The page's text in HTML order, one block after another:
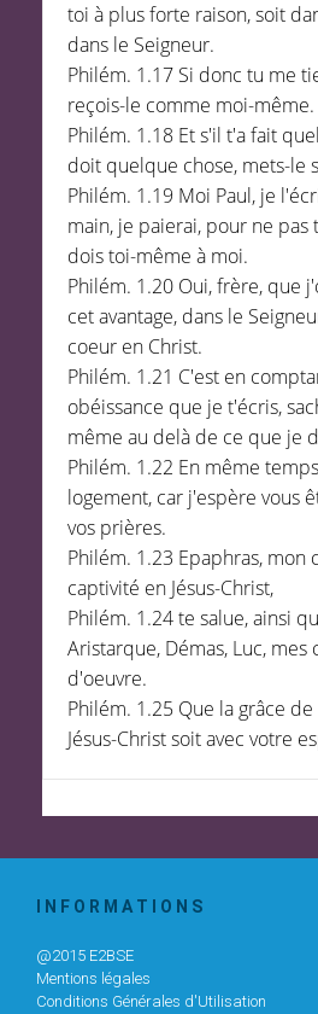
toi à plus forte raison, soit
dans le Seigneur.
Philém. 1.17 Si donc tu me
reçois-le comme moi-même.
Philém. 1.18 Et s'il t'a fait
doit quelque chose, mets-le
Philém. 1.19 Moi Paul, je
main, je paierai, pour ne
dois toi-même à moi.
Philém. 1.20 Oui, frère, que
cet avantage, dans le
coeur en Christ.
Philém. 1.21 C'est en
obéissance que je t'écris,
même au delà de ce que je
Philém. 1.22 En même
logement, car j'espère vous
vos prières.
Philém. 1.23 Epaphras, mon
captivité en Jésus-Christ,
Philém. 1.24 te salue, ainsi
Aristarque, Démas, Luc, mes
d'oeuvre.
Philém. 1.25 Que la grâce
Jésus-Christ soit avec votre
I N F O R M A T I O N S
@2015 E2BSE
Mentions légales
Conditions Générales d'Utilisation